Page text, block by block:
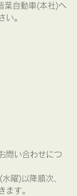
葉自動車(本社)へ
い。
問い合わせにつ
曜)以降順次、
ます。